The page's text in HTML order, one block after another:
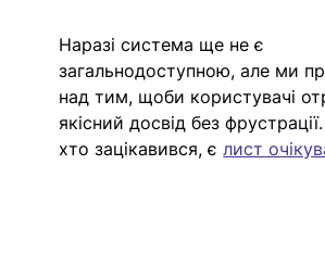
Наразі система ще не є
загальнодоступною, але ми
над тим, щоби користувачі
якісний досвід без
хто зацікавився, є лист